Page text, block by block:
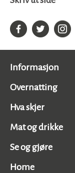
Informasjon
Overnatting
Hva skjer
Mat og drikke
Se og gjøre
Home